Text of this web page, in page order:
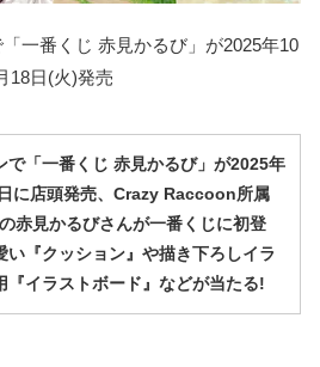
一番くじ 赤見かるび」が2025年10
18日(火)発売
で「一番くじ 赤見かるび」が2025年
に店頭発売、Crazy Raccoon所属
赤見かるびさんが一番くじに初登
い『クッション』や描き下ろしイラ
『イラストボード』などが当たる!